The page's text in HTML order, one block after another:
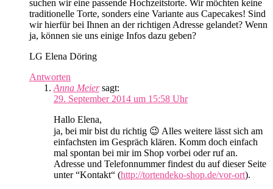
suchen wir eine passende Hochzeitstorte. Wir möchten keine
traditionelle Torte, sonders eine Variante aus Capecakes! Sind
wir hierfür bei Ihnen an der richtigen Adresse gelandet? Wenn
ja, können sie uns einige Infos dazu geben?
LG Elena Döring
Antworten
Anna Meier sagt:
29. September 2014 um 15:58 Uhr
Hallo Elena,
ja, bei mir bist du richtig 😉 Alles weitere lässt sich am
einfachsten im Gespräch klären. Komm doch einfach
mal spontan bei mir im Shop vorbei oder ruf an.
Adresse und Telefonnummer findest du auf dieser Seite
unter “Kontakt“ (http://tortendeko-shop.de/vor-ort).